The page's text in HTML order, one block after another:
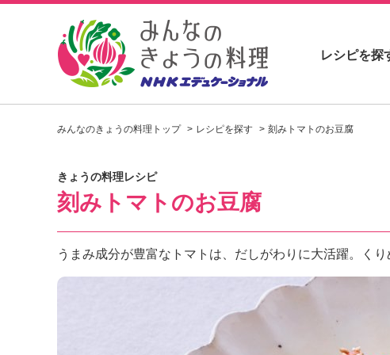
し
見
つ
け
よ
H
レシピを探
みんなのきょうの料理トップ レシピを探す 刻みトマトのお豆腐
きょうの料理レシピ
刻みトマトのお豆腐
うまみ成分が豊富なトマトは、だしがわりに大活躍。く